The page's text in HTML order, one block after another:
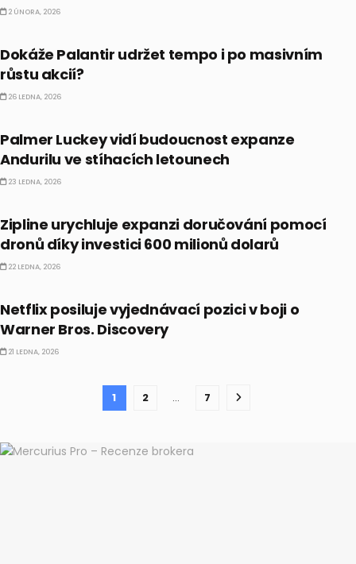
2 ÚNORA, 2026
Dokáže Palantir udržet tempo i po masivním
růstu akcií?
26 LEDNA, 2026
Palmer Luckey vidí budoucnost expanze
Andurilu ve stíhacích letounech
23 LEDNA, 2026
Zipline urychluje expanzi doručování pomocí
dronů díky investici 600 milionů dolarů
22 LEDNA, 2026
Netflix posiluje vyjednávací pozici v boji o
Warner Bros. Discovery
21 LEDNA, 2026
1 2 … 7